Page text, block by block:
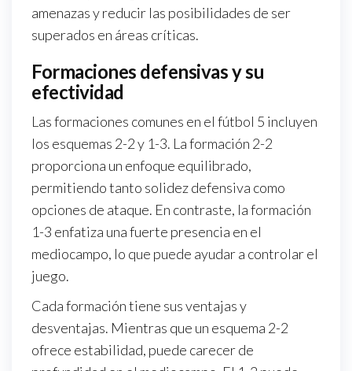
amenazas y reducir las posibilidades de ser
superados en áreas críticas.
Formaciones defensivas y su
efectividad
Las formaciones comunes en el fútbol 5 incluyen
los esquemas 2-2 y 1-3. La formación 2-2
proporciona un enfoque equilibrado,
permitiendo tanto solidez defensiva como
opciones de ataque. En contraste, la formación
1-3 enfatiza una fuerte presencia en el
mediocampo, lo que puede ayudar a controlar el
juego.
Cada formación tiene sus ventajas y
desventajas. Mientras que un esquema 2-2
ofrece estabilidad, puede carecer de